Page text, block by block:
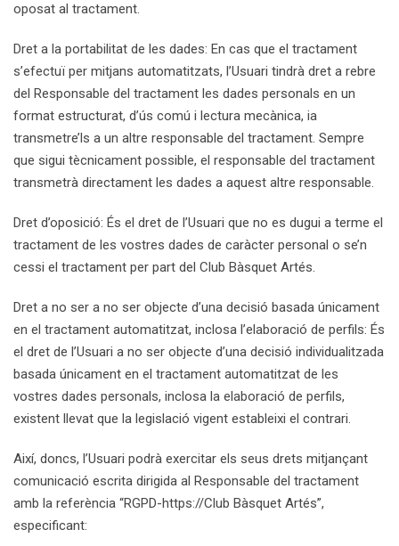
oposat al tractament.
Dret a la portabilitat de les dades: En cas que el tractament
s’efectuï per mitjans automatitzats, l’Usuari tindrà dret a rebre
del Responsable del tractament les dades personals en un
format estructurat, d’ús comú i lectura mecànica, ia
transmetre’ls a un altre responsable del tractament. Sempre
que sigui tècnicament possible, el responsable del tractament
transmetrà directament les dades a aquest altre responsable.
Dret d’oposició: És el dret de l’Usuari que no es dugui a terme el
tractament de les vostres dades de caràcter personal o se’n
cessi el tractament per part del Club Bàsquet Artés.
Dret a no ser a no ser objecte d’una decisió basada únicament
en el tractament automatitzat, inclosa l’elaboració de perfils: És
el dret de l’Usuari a no ser objecte d’una decisió individualitzada
basada únicament en el tractament automatitzat de les
vostres dades personals, inclosa la elaboració de perfils,
existent llevat que la legislació vigent estableixi el contrari.
Així, doncs, l’Usuari podrà exercitar els seus drets mitjançant
comunicació escrita dirigida al Responsable del tractament
amb la referència “RGPD-https://Club Bàsquet Artés”,
especificant: